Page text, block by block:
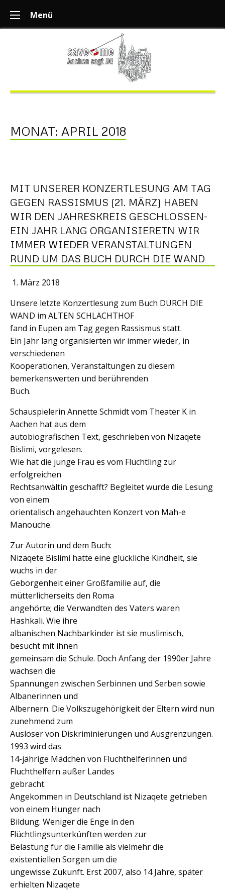
Menü
MONAT: APRIL 2018
MIT UNSERER KONZERTLESUNG AM TAG
GEGEN RASSISMUS (21. MÄRZ) HABEN
WIR DEN JAHRESKREIS GESCHLOSSEN-
EIN JAHR LANG ORGANISIERETN WIR
IMMER WIEDER VERANSTALTUNGEN
RUND UM DAS BUCH DURCH DIE WAND
März 2018
Unsere letzte Konzertlesung zum Buch DURCH DIE
WAND im ALTEN SCHLACHTHOF
fand in Eupen am Tag gegen Rassismus statt.
Ein Jahr lang organisierten wir immer wieder, in
verschiedenen
Kooperationen, Veranstaltungen zu diesem
bemerkenswerten und berührenden
Buch.
Schauspielerin Annette Schmidt vom Theater K in
Aachen hat aus dem
autobiografischen Text, geschrieben von Nizaqete
Bislimi, vorgelesen.
Wie hat die junge Frau es vom Flüchtling zur
erfolgreichen
Rechtsanwältin geschafft? Begleitet wurde die Lesung
von einem
orientalisch angehauchten Konzert von Mah-e
Manouche.
Zur Autorin und dem Buch:
Nizaqete Bislimi hatte eine glückliche Kindheit, sie
wuchs in der
Geborgenheit einer Großfamilie auf, die
mütterlicherseits den Roma
angehörte; die Verwandten des Vaters waren
Hashkali. Wie ihre
albanischen Nachbarkinder ist sie muslimisch,
besucht mit ihnen
gemeinsam die Schule. Doch Anfang der 1990er Jahre
wachsen die
Spannungen zwischen Serbinnen und Serben sowie
Albanerinnen und
Albernern. Die Volkszugehörigkeit der Eltern wird nun
zunehmend zum
Auslöser von Diskriminierungen und Ausgrenzungen.
1993 wird das
14-jährige Mädchen von Fluchthelferinnen und
Fluchthelfern außer Landes
gebracht.
Angekommen in Deutschland ist Nizaqete getrieben
von einem Hunger nach
Bildung. Weniger die Enge in den
Flüchtlingsunterkünften werden zur
Belastung für die Familie als vielmehr die
existentiellen Sorgen um die
ungewisse Zukunft. Erst 2007, also 14 Jahre, später
erhielten Nizaqete